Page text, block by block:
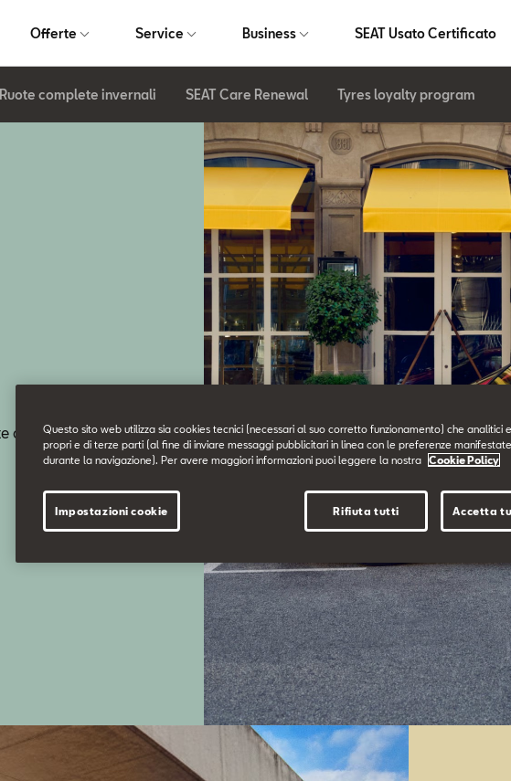
Offerte Service Business SEAT Usato Certificato
Ruote complete invernali SEAT Care Renewal Tyres loyalty program
condizioni ci pensiamo
Questo sito web utilizza sia cookies tecnici (necessari al suo corretto funzionamento) che analitici
propri e di terze parti (al fine di inviare messaggi pubblicitari in linea con le preferenze
durante la navigazione). Per avere maggiori informazioni puoi leggere la nostra
Cookie Policy
Rifiuta tutti Accetta
Impostazioni cookie